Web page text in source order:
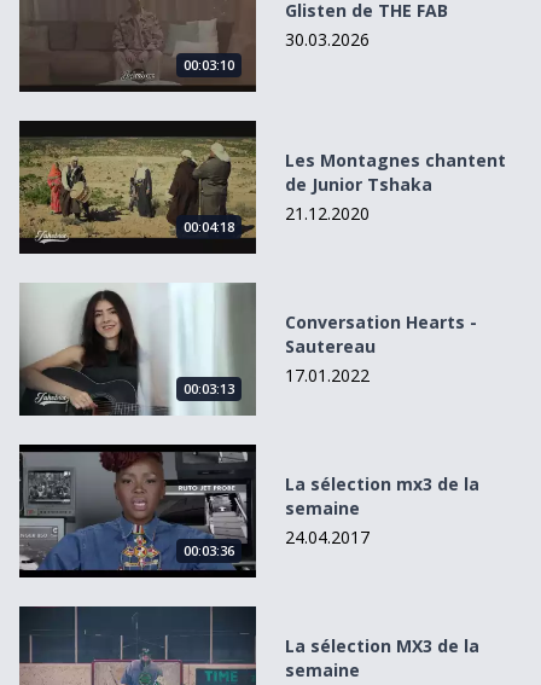
00:03:10
Glisten de THE FAB
30.03.2026
Les Montagnes chantent de Junior Tshaka
00:04:18
Les Montagnes chantent
de Junior Tshaka
21.12.2020
Conversation Hearts - Sautereau
00:03:13
Conversation Hearts -
Sautereau
17.01.2022
La sélection mx3 de la semaine
00:03:36
La sélection mx3 de la
semaine
24.04.2017
La sélection MX3 de la semaine
La sélection MX3 de la
semaine